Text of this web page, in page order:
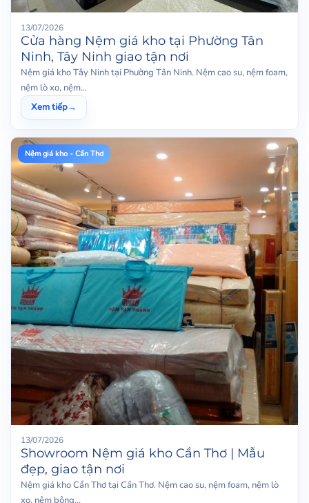
13/07/2026
Cửa hàng Nệm giá kho tại Phường Tân
Ninh, Tây Ninh giao tận nơi
Nệm giá kho Tây Ninh tại Phường Tân Ninh. Nệm cao su, nệm foam,
nệm lò xo, nệm...
Xem tiếp→
Nệm giá kho - Cần Thơ
13/07/2026
Showroom Nệm giá kho Cần Thơ | Mẫu
đẹp, giao tận nơi
Nệm giá kho Cần Thơ tại Cần Thơ. Nệm cao su, nệm foam, nệm lò
xo, nệm bông...